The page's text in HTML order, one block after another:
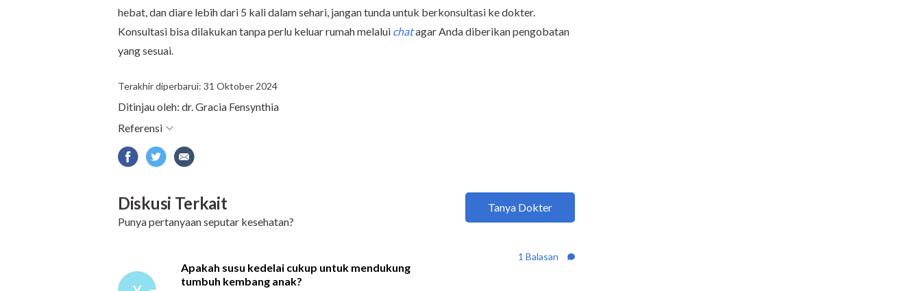
hebat, dan diare lebih dari 5 kali dalam sehari, jangan tunda untuk berkonsultasi ke dokter.
Konsultasi bisa dilakukan tanpa perlu keluar rumah melalui chatagar Anda diberikan pengobatan
yang sesuai.
Terakhir diperbarui: 31 Oktober 2024